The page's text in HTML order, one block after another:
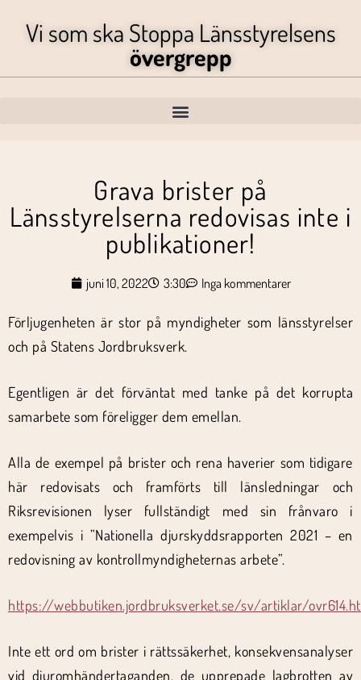
Vi som ska Stoppa Länsstyrelsens
övergrepp
Grava brister på
Länsstyrelserna redovisas inte i
publikationer!
juni 10, 2022 3:30 Inga kommentarer
Förljugenheten är stor på myndigheter som länsstyrelser
och på Statens Jordbruksverk.
Egentligen är det förväntat med tanke på det korrupta
samarbete som föreligger dem emellan.
Alla de exempel på brister och rena haverier som tidigare
här redovisats och framförts till länsledningar och
Riksrevisionen lyser fullständigt med sin frånvaro i
exempelvis i ”Nationella djurskyddsrapporten 2021 – en
redovisning av kontrollmyndigheternas arbete”.
https://webbutiken.jordbruksverket.se/sv/artiklar/
Inte ett ord om brister i rättssäkerhet, konsekvensanalyser
vid djuromhändertaganden, de upprepade lagbrotten av